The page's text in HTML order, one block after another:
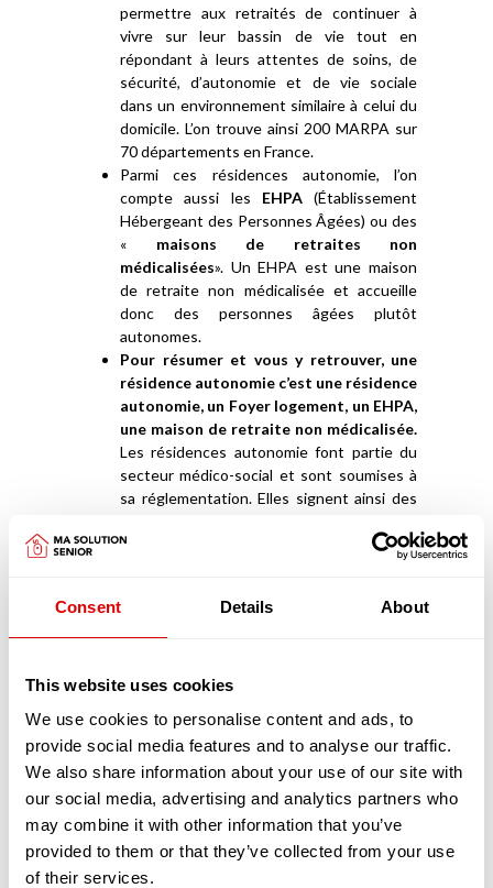
Consent Details About
This website uses cookies
We use cookies to personalise content and ads, to
provide social media features and to analyse our traffic.
We also share information about your use of our site with
our social media, advertising and analytics partners who
may combine it with other information that you’ve
provided to them or that they’ve collected from your use
of their services.
permettre aux retraités de continuer à
vivre sur leur bassin de vie tout en
répondant à leurs attentes de soins, de
sécurité, d’autonomie et de vie sociale
dans un environnement similaire à celui du
domicile. L’on trouve ainsi 200 MARPA sur
70 départements en France.
Parmi ces résidences autonomie, l’on
compte aussi les EHPA(Établissement
Hébergeant des Personnes Âgées) ou des
« maisons de retraites non
médicalisées». Un EHPA est une maison
de retraite non médicalisée et accueille
donc des personnes âgées plutôt
autonomes.
Pour résumer et vous y retrouver, une
résidence autonomie c’est une résidence
autonomie, un Foyer logement, un EHPA,
une maison de retraite non médicalisée.
Les résidences autonomie font partie du
secteur médico-social et sont soumises à
sa réglementation. Elles signent ainsi des
de Moyens) avec le Conseil Départemental
donnent quelques moyens financiers
succincts pour financer le soin et la
résidences peuvent accueillir à titre
dépendance est évaluée entre un GIR 1 et
un GIR 4 dès-lors que la résidence
bénéficie du service d’unSAAD(Service
d’Accompagnement A Domicile), ou d’un
SSIAD(Services de Soins Infirmiers A
Domicile) et que des conventions de
partenariats ont été signées avec des